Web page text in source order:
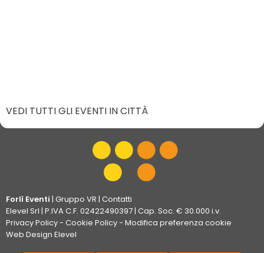
VEDI TUTTI GLI EVENTI IN CITTÀ
Forlì Eventi | Gruppo VR | Contatti
Elevel Srl | P.IVA C.F. 02422490397 | Cap. Soc. € 30.000 i.v.
Privacy Policy- Cookie Policy- Modifica preferenza cookie
Web Design Elevel